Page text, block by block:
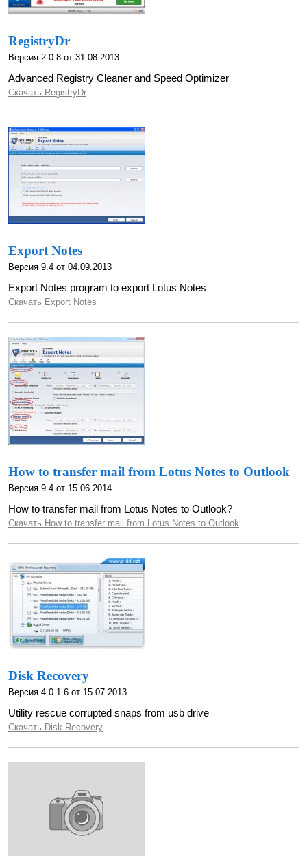
RegistryDr
Версия 2.0.8 от 31.08.2013
Advanced Registry Cleaner and Speed Optimizer
Скачать RegistryDr
Export Notes
Версия 9.4 от 04.09.2013
Export Notes program to export Lotus Notes
Скачать Export Notes
How to transfer mail from Lotus Notes to Outlook
Версия 9.4 от 15.06.2014
How to transfer mail from Lotus Notes to Outlook?
Скачать How to transfer mail from Lotus Notes to Outlook
Disk Recovery
Версия 4.0.1.6 от 15.07.2013
Utility rescue corrupted snaps from usb drive
Скачать Disk Recovery